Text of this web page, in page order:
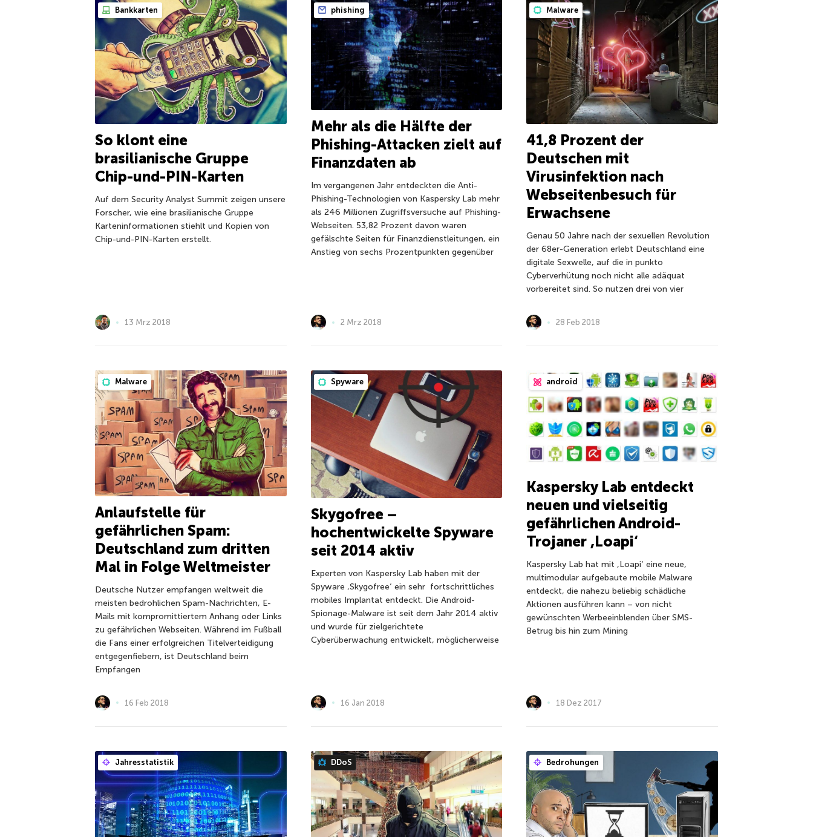
Bankkarten
So klont eine
brasilianische Gruppe
Chip-und-PIN-Karten
Auf dem Security Analyst Summit zeigen unsere
Forscher, wie eine brasilianische Gruppe
Karteninformationen stiehlt und Kopien von
Chip-und-PIN-Karten erstellt.
13 Mrz 2018
phishing
Mehr als die Hälfte der
Phishing-Attacken zielt auf
Finanzdaten ab
Im vergangenen Jahr entdeckten die Anti-
Phishing-Technologien von Kaspersky Lab mehr
als 246 Millionen Zugriffsversuche auf Phishing-
Webseiten. 53,82 Prozent davon waren
gefälschte Seiten für Finanzdienstleitungen, ein
Anstieg von sechs Prozentpunkten gegenüber
2 Mrz 2018
Malware
41,8 Prozent der
Deutschen mit
Virusinfektion nach
Webseitenbesuch für
Erwachsene
Genau 50 Jahre nach der sexuellen Revolution
der 68er-Generation erlebt Deutschland eine
digitale Sexwelle, auf die in punkto
Cyberverhütung noch nicht alle adäquat
vorbereitet sind. So nutzen drei von vier
28 Feb 2018
Malware
Anlaufstelle für
gefährlichen Spam:
Deutschland zum dritten
Mal in Folge Weltmeister
Deutsche Nutzer empfangen weltweit die
meisten bedrohlichen Spam-Nachrichten, E-
Mails mit kompromittiertem Anhang oder Links
zu gefährlichen Webseiten. Während im Fußball
die Fans einer erfolgreichen Titelverteidigung
entgegenfiebern, ist Deutschland beim
Empfangen
16 Feb 2018
Spyware
Skygofree –
hochentwickelte Spyware
seit 2014 aktiv
Experten von Kaspersky Lab haben mit der
Spyware ‚Skygofree‘ ein sehr fortschrittliches
mobiles Implantat entdeckt. Die Android-
Spionage-Malware ist seit dem Jahr 2014 aktiv
und wurde für zielgerichtete
Cyberüberwachung entwickelt, möglicherweise
16 Jan 2018
android
Kaspersky Lab entdeckt
neuen und vielseitig
gefährlichen Android-
Trojaner ,Loapi‘
Kaspersky Lab hat mit ,Loapi‘ eine neue,
multimodular aufgebaute mobile Malware
entdeckt, die nahezu beliebig schädliche
Aktionen ausführen kann – von nicht
gewünschten Werbeeinblenden über SMS-
Betrug bis hin zum Mining
18 Dez 2017
Jahresstatistik DDoS Bedrohungen